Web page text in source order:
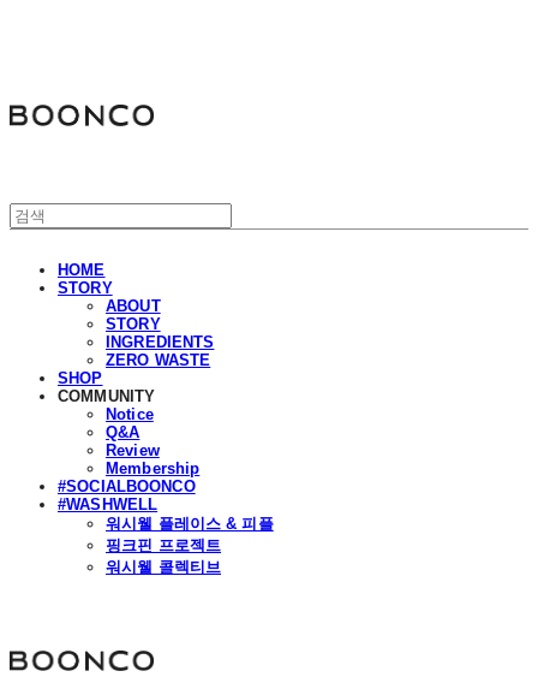
HOME
STORY
ABOUT
STORY
INGREDIENTS
ZERO WASTE
SHOP
COMMUNITY
Notice
Q&A
Review
Membership
#SOCIALBOONCO
#WASHWELL
워시웰 플레이스 & 피플
핑크핀 프로젝트
워시웰 콜렉티브